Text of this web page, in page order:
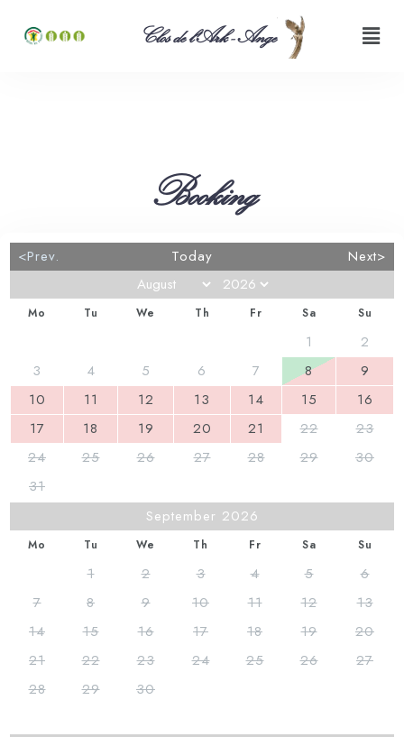
Clos de l'Ark - Ange
Booking
<Prev. Today Next>
Mo Tu We Th Fr Sa Su
1
2
3
4 5 6 7 8
9
10
11 12 13 14 15
16
17
18 19 20 21 22
23
24
25 26 27 28 29
30
31
September 2026
Mo Tu We Th Fr Sa Su
1 2 3 4 5
6
7
8 9 10 11 12
13
14
15 16 17 18 19
20
21
22 23 24 25 26
27
28
29 30